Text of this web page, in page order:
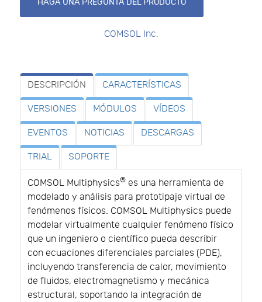
COMSOL Inc.
DESCRIPCIÓN CARACTERÍSTICAS
VERSIONES MÓDULOS VÍDEOS
EVENTOS NOTICIAS DESCARGAS
TRIAL SOPORTE
COMSOL Multiphysics® es una herramienta de
modelado y análisis para prototipaje virtual de
fenómenos físicos. COMSOL Multiphysics puede
modelar virtualmente cualquier fenómeno físico
que un ingeniero o científico pueda describir
con ecuaciones diferenciales parciales (PDE),
incluyendo transferencia de calor, movimiento
de fluidos, electromagnetismo y mecánica
estructural, soportando la integración de